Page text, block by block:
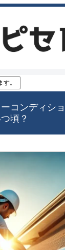
。
コンディシ
頃？